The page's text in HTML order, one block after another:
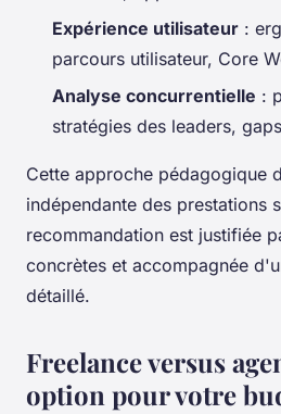
Expérience utilisateur :
parcours utilisateur, Core
Analyse concurrentielle :
stratégies des leaders,
Cette approche pédagogique
indépendante des prestations
recommandation est justifiée
concrètes et accompagnée
détaillé.
Freelance versus
option pour votre